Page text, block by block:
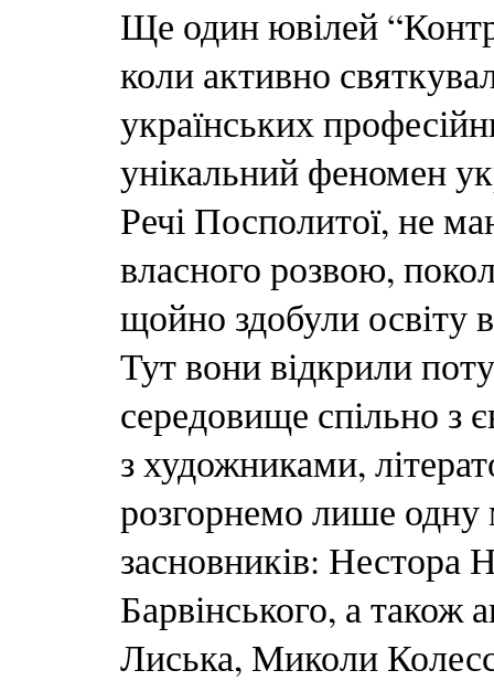
Ще один ювілей
коли активно
українських
унікальний феномен
Речі Посполитої, не
власного розвою,
щойно здобули освіту
Тут вони відкрили
середовище спільно з
з художниками,
розгорнемо лише одну
засновників: Нестора
Барвінського, а
Лиська, Миколи